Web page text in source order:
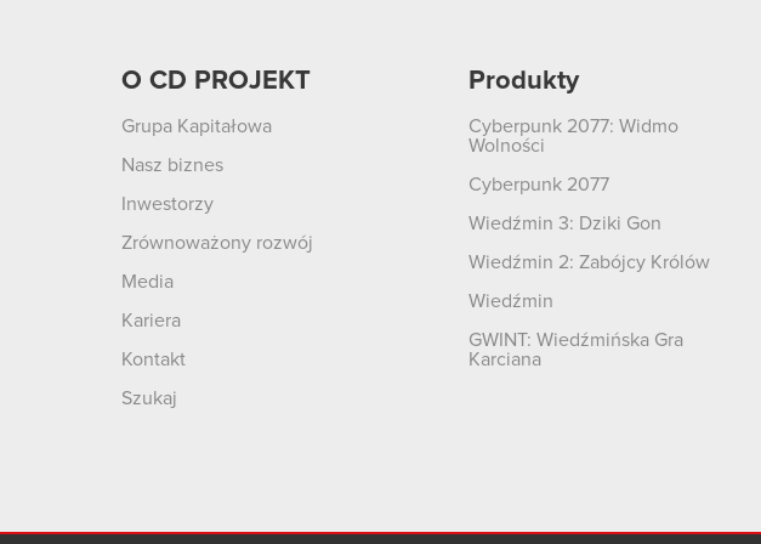
O CD PROJEKT
Grupa Kapitałowa
Nasz biznes
Inwestorzy
Zrównoważony rozwój
Media
Kariera
Kontakt
Szukaj
Produkty
Cyberpunk 2077: Widmo
Wolności
Cyberpunk 2077
Wiedźmin 3: Dziki Gon
Wiedźmin 2: Zabójcy Królów
Wiedźmin
GWINT: Wiedźmińska Gra
Karciana